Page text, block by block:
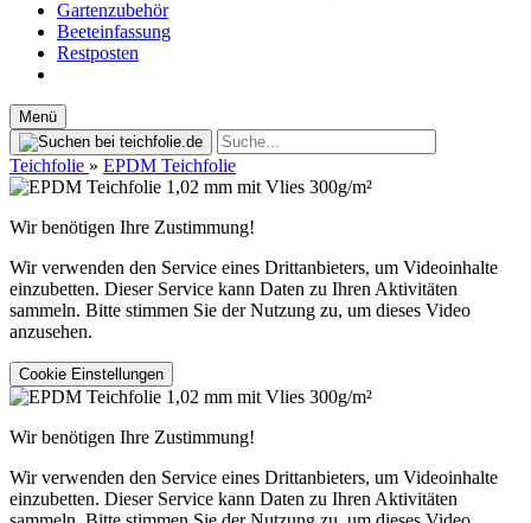
Gartenzubehör
Beeteinfassung
Restposten
Menü
Teichfolie » EPDM Teichfolie
Wir benötigen Ihre Zustimmung!
Wir verwenden den Service eines Drittanbieters, um Videoinhalte
einzubetten. Dieser Service kann Daten zu Ihren Aktivitäten
sammeln. Bitte stimmen Sie der Nutzung zu, um dieses Video
anzusehen.
Cookie Einstellungen
Wir benötigen Ihre Zustimmung!
Wir verwenden den Service eines Drittanbieters, um Videoinhalte
einzubetten. Dieser Service kann Daten zu Ihren Aktivitäten